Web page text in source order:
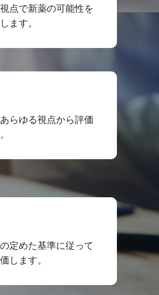
点で新薬の可能性を
ます。
らゆる視点から評価
定めた基準に従って
します。